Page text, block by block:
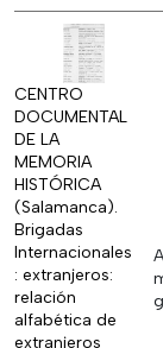
CENTRO
DOCUMENTAL
DE LA
MEMORIA
HISTÓRICA
(Salamanca).
Brigadas
Internacionales
: extranjeros:
relación
alfabética de
extranjeros